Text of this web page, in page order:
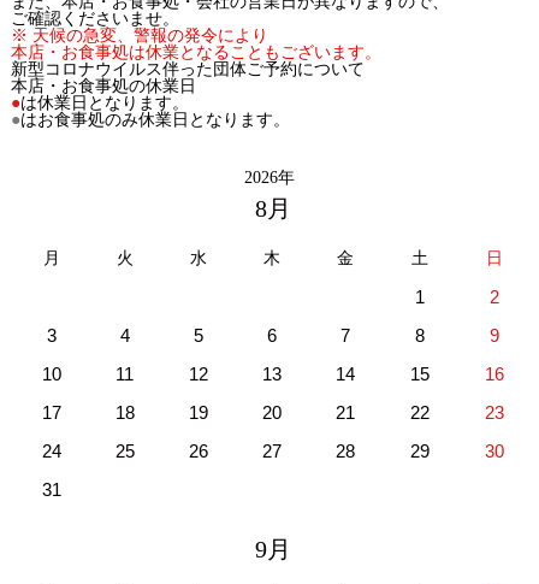
ご確認くださいませ。
※ 天候の急変、警報の発令により
本店・お食事処は休業となることもございます。
新型コロナウイルス伴った団体ご予約について
本店・お食事処の休業日
●は休業日となります。
●はお食事処のみ休業日となります。
2026年
8月
月 火 水 木 金 土 日
1
2
3
4 5 6 7 8
9
10
11 12 13 14 15
16
17
18 19 20 21 22
23
24
25 26 27 28 29
30
31
9月